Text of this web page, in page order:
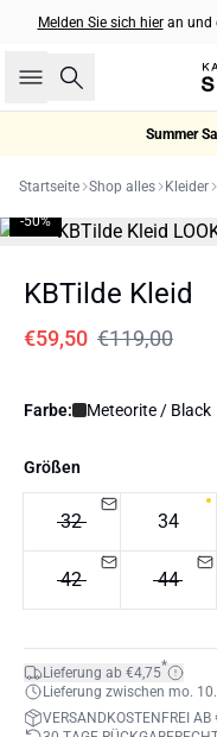
Melden Sie sich hieran und
Suche
Summer
Startseite Shop alles Kleider
-50%
KBTilde Kleid
€59,50 €119,00
Farbe: Meteorite / Black
Größen
32 34
42 44
Lieferung ab €4,75*
Lieferung zwischen mo.
VERSANDKOSTENFREI AB